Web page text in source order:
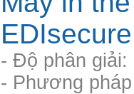
- Độ phân giải:
- Phương